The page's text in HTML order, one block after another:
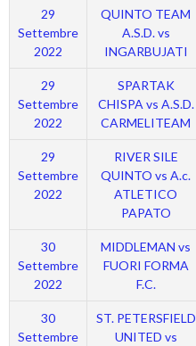
29
Settembre
2022
QUINTO TEAM
A.S.D. vs
INGARBUJATI
29
Settembre
2022
SPARTAK
CHISPA vs A.S.D.
CARMELITEAM
29
Settembre
2022
RIVER SILE
QUINTO vs A.c.
ATLETICO
PAPATO
30
Settembre
2022
MIDDLEMAN vs
FUORI FORMA
F.C.
30
Settembre
ST. PETERSFIELD
UNITED vs